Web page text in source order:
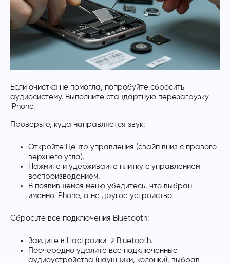
Если очистка не помогла, попробуйте сбросить
аудиосистему. Выполните стандартную перезагрузку
iPhone.
Проверьте, куда направляется звук:
Откройте Центр управления (свайп вниз с правого
верхнего угла).
Нажмите и удерживайте плитку с управлением
воспроизведением.
В появившемся меню убедитесь, что выбран
именно iPhone, а не другое устройство.
Сбросьте все подключения Bluetooth:
Зайдите в Настройки → Bluetooth.
Поочередно удалите все подключенные
аудиоустройства (наушники, колонки), выбрав